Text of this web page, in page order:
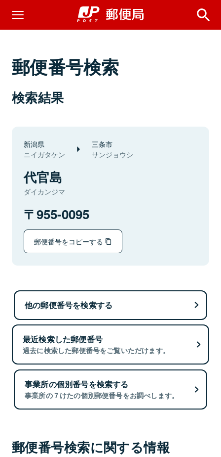
郵便番号検索
検索結果
新潟県
ニイガタケン
三条市
サンジョウシ
代官島
ダイカンジマ
955-0095
郵便番号をコピーする
他の郵便番号を検索する
最近検索した郵便番号
過去に検索した郵便番号をご覧いただけます。
事業所の個別番号を検索する
事業所の７けたの個別郵便番号をお調べします。
郵便番号検索に関する情報